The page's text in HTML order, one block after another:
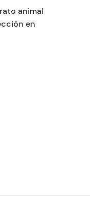
animal
en